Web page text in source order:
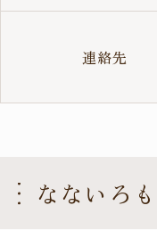
連絡先
なないろ